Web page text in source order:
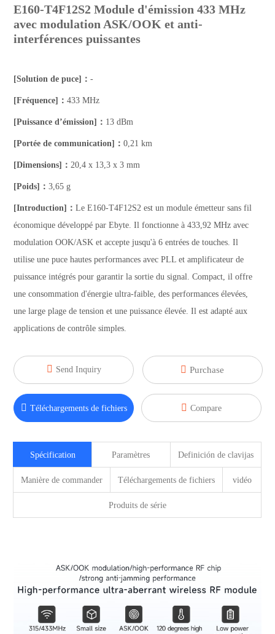
E160-T4F12S2 Module d'émission 433 MHz
avec modulation ASK/OOK et anti-
interférences puissantes
[Solution de puce]：-
[Fréquence]：433 MHz
[Puissance d’émission]： 13 dBm
[Portée de communication]：0,21 km
[Dimensions]：20,4 x 13,3 x 3 mm
[Poids]：3,65 g
[Introduction]：Le E160-T4F12S2 est un module émetteur sans fil
économique développé par Ebyte. Il fonctionne à 433,92 MHz avec
modulation OOK/ASK et accepte jusqu'à 6 entrées de touches. Il
utilise une puce hautes performances avec PLL et amplificateur de
puissance intégrés pour garantir la sortie du signal. Compact, il offre
une consommation d'énergie ultra-faible, des performances élevées,
une large plage de tension et une puissance élevée. Il est adapté aux
applications de contrôle simples.
 Send Inquiry  Purchase
 Téléchargements de fichiers  Compare
Spécification Paramètres Definición de clavijas
Manière de commander Téléchargements de fichiers vidéo
Produits de série